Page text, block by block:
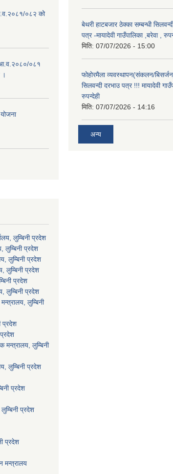
आ.व.२०८१/०८२ को
आ.व.२०८०/०८१
।
बेथरी हाटबजार ठेक्का सम्बन्धी
पत्र -मायादेवी गाउँपालिका ,बरेवा ,
मिति: 07/07/2026 - 15:00
फोहोरमैला व्यवस्थापन(संकलन/
सिलवन्दी दरभाउ पत्र !!! मायादेवी
रुपन्देही
मिति: 07/07/2026 - 14:16
अन्य
लुम्बिनी प्रदेश
लुम्बिनी प्रदेश
लुम्बिनी प्रदेश
लुम्बिनी प्रदेश
प्रदेश
लुम्बिनी प्रदेश
मन्त्रालय, लुम्बिनी
प्रदेश
प्रदेश
मन्त्रालय, लुम्बिनी
लुम्बिनी प्रदेश
प्रदेश
प्रदेश
प्रदेश
मन्त्रालय